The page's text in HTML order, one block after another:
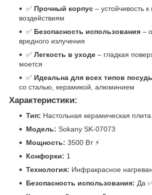
✅ Прочный корпус – устойчивость
воздействиям
✅ Безопасность использования –
вредного излучения
✅ Легкость в уходе – гладкая
моется
✅ Идеальна для всех типов
со сталью, керамикой, алюминием
Характеристики:
Тип: Настольная керамическая плита
Модель: Sokany SK-07073
Мощность: 3500 Вт ⚡
Конфорки: 1
Технология: Инфракрасное
Безопасность использования: Да